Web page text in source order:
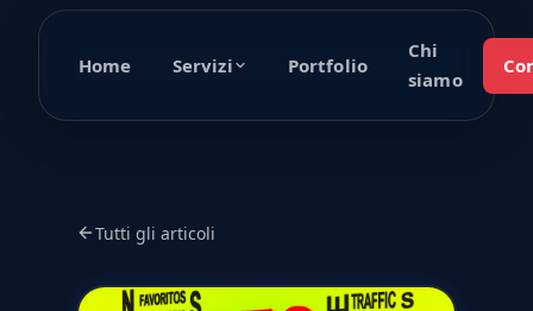
Home Servizi Portfolio
Chi
siamo
Tutti gli articoli